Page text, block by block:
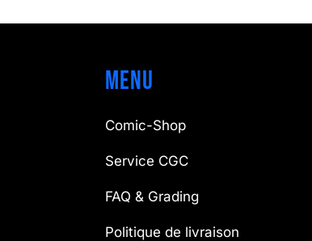
Menu
Comic-Shop
Service CGC
FAQ & Grading
Politique de livraison